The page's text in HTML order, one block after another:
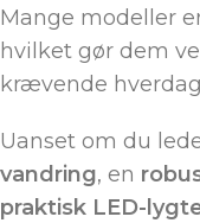
Mange modeller
hvilket gør dem
krævende
Uanset om du
vandring, en
praktisk LED-